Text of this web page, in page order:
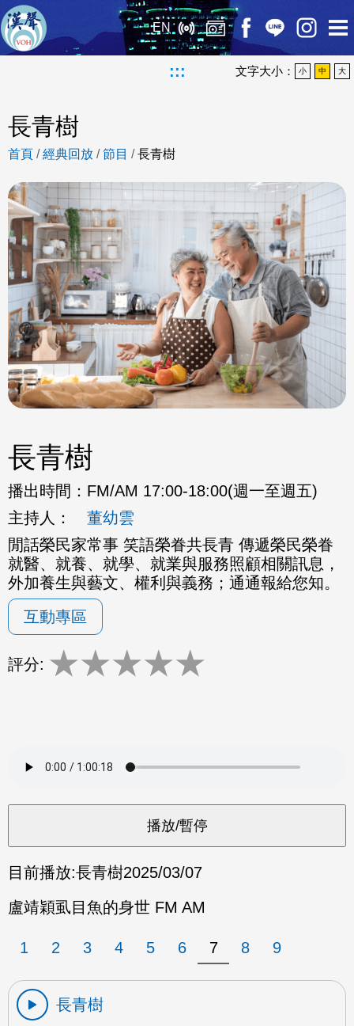
EN
::: 文字大小： 小 中 大
長青樹
首頁 /經典回放 /節目 /長青樹
長青樹
播出時間： FM/AM 17:00-18:00(週一至週五)
主持人：
董幼雲
閒話榮民家常事 笑語榮眷共長青 傳遞榮民榮眷
就醫、就養、就學、就業與服務照顧相關訊息，
外加養生與藝文、權利與義務；通通報給您知。
互動專區
評分: ★★★★★
目前播放:長青樹2025/03/07
盧靖穎虱目魚的身世 FM AM
1 2 3 4 5 6 7 8 9
長青樹